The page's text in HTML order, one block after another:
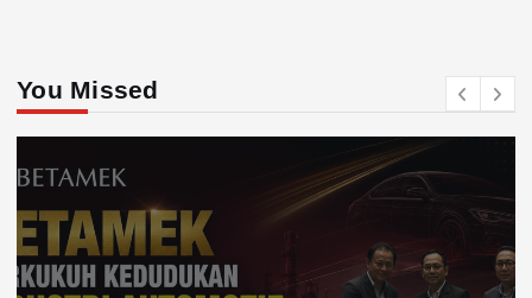
You Missed